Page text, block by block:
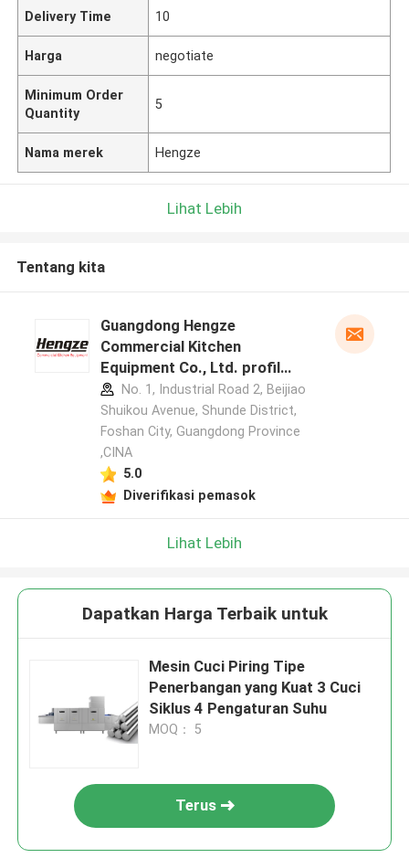
Delivery Time 10
Harga negotiate
Minimum Order
Quantity
5
Nama merek Hengze
Lihat Lebih
Tentang kita
Guangdong Hengze
Commercial Kitchen
Equipment Co., Ltd. profil
pabrikan
No. 1, Industrial Road 2, Beijiao
Shuikou Avenue, Shunde District,
Foshan City, Guangdong Province
,CINA
5.0
Diverifikasi pemasok
Lihat Lebih
Dapatkan Harga Terbaik untuk
Mesin Cuci Piring Tipe
Penerbangan yang Kuat 3 Cuci
Siklus 4 Pengaturan Suhu
MOQ： 5
Terus